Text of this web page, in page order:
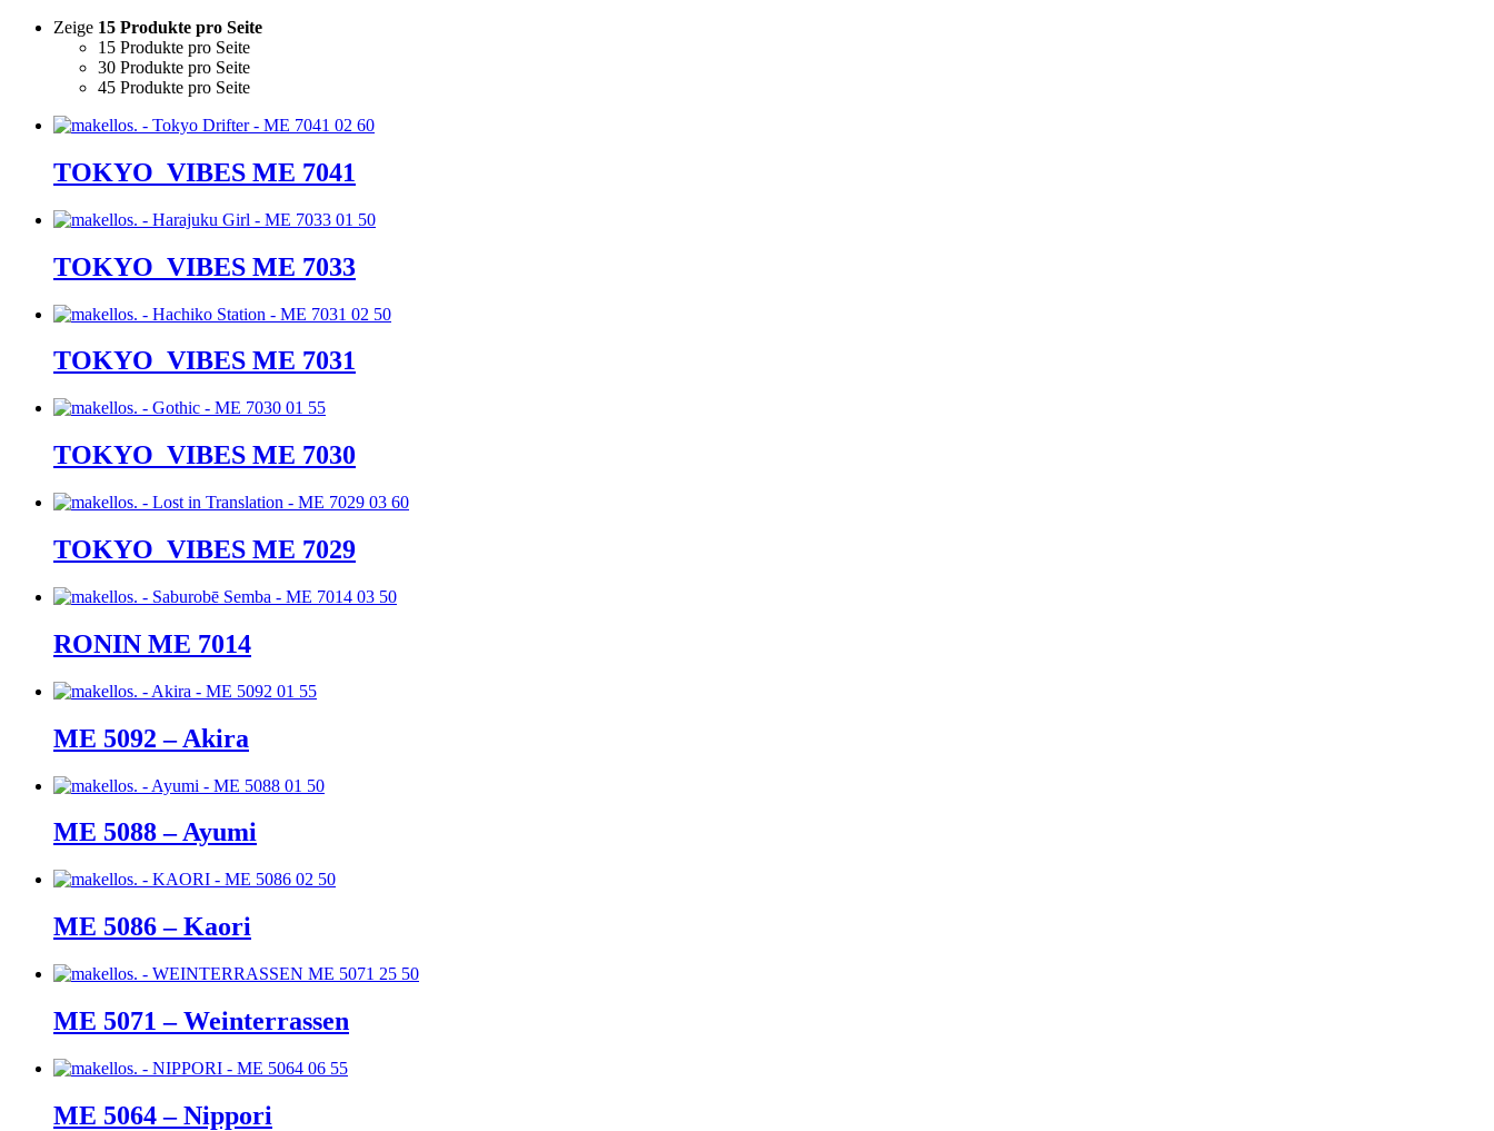
Zeige 15 Produkte pro Seite
15 Produkte pro Seite
30 Produkte pro Seite
45 Produkte pro Seite
TOKYO_VIBES ME 7041
TOKYO_VIBES ME 7033
TOKYO_VIBES ME 7031
TOKYO_VIBES ME 7030
TOKYO_VIBES ME 7029
RONIN ME 7014
ME 5092 – Akira
ME 5088 – Ayumi
ME 5086 – Kaori
ME 5071 – Weinterrassen
ME 5064 – Nippori